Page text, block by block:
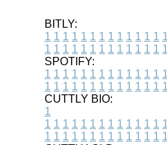
BITLY:
1 1 1 1 1 1 1 1 1 1 1 1 1 1
1 1 1 1 1 1 1 1 1 1 1 1 1 1
SPOTIFY:
1 1 1 1 1 1 1 1 1 1 1 1 1 1
1 1 1 1 1 1 1 1 1 1 1 1 1 1
CUTTLY BIO:
1
1 1 1 1 1 1 1 1 1 1 1 1 1 1
1 1 1 1 1 1 1 1 1 1 1 1 1 1